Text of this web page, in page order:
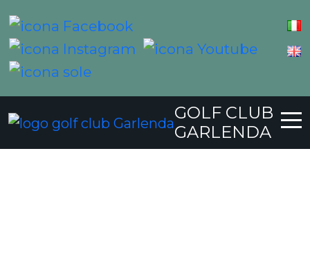
GOLF CLUB
GARLENDA
Giulio Girardi